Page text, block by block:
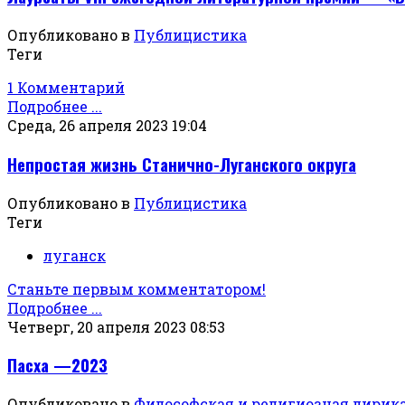
Опубликовано в Публицистика
Теги
1 Комментарий
Подробнее ...
Среда, 26 апреля 2023 19:04
Непростая жизнь Станично-Луганского округа
Опубликовано в Публицистика
Теги
луганск
Станьте первым комментатором!
Подробнее ...
Четверг, 20 апреля 2023 08:53
Пасха —2023